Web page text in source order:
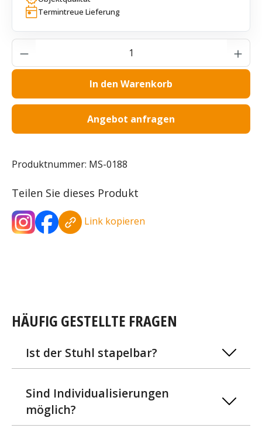
Termintreue Lieferung
Produkt Anzahl: Gib den gewünschten
In den Warenkorb
Angebot anfragen
Produktnummer: MS-0188
Teilen Sie dieses Produkt
Link kopieren
HÄUFIG GESTELLTE FRAGEN
Ist der Stuhl stapelbar?
Sind Individualisierungen
möglich?